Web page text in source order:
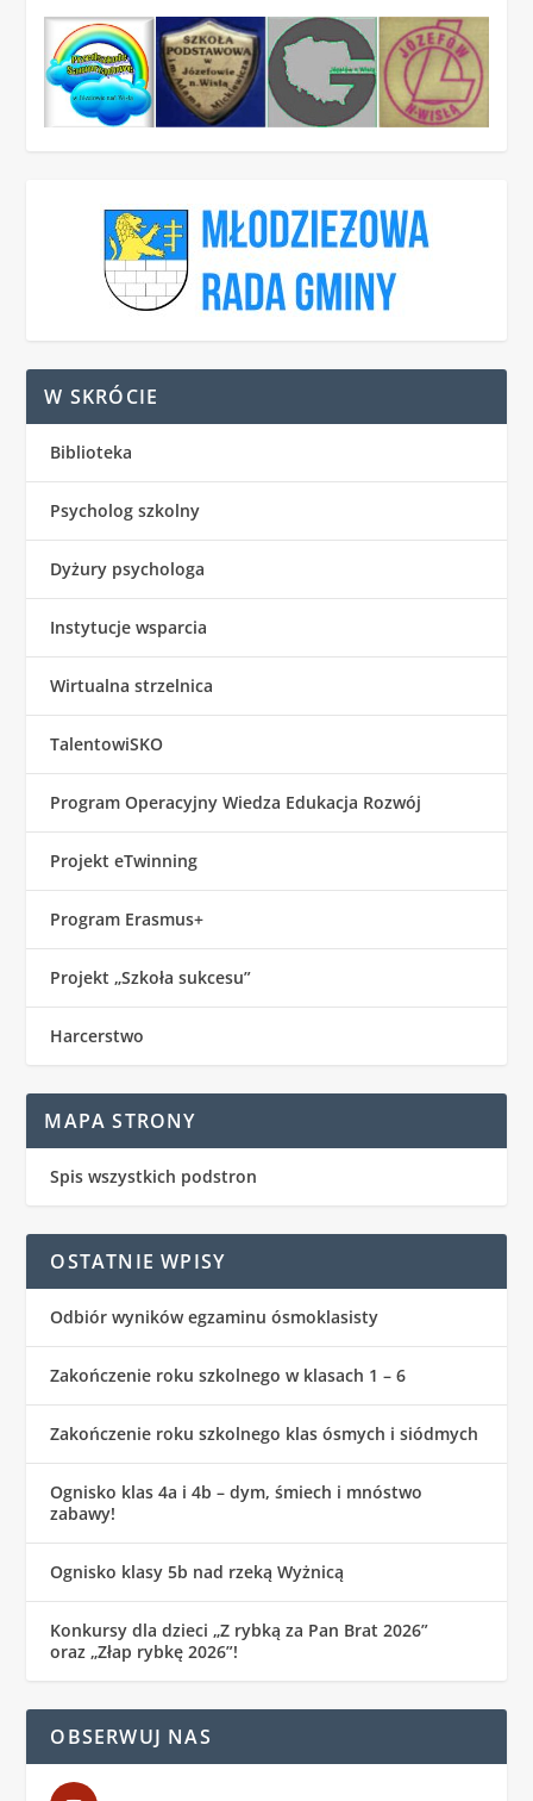
W SKRÓCIE
Biblioteka
Psycholog szkolny
Dyżury psychologa
Instytucje wsparcia
Wirtualna strzelnica
TalentowiSKO
Program Operacyjny Wiedza Edukacja Rozwój
Projekt eTwinning
Program Erasmus+
Projekt „Szkoła sukcesu”
Harcerstwo
MAPA STRONY
Spis wszystkich podstron
OSTATNIE WPISY
Odbiór wyników egzaminu ósmoklasisty
Zakończenie roku szkolnego w klasach 1 – 6
Zakończenie roku szkolnego klas ósmych i siódmych
Ognisko klas 4a i 4b – dym, śmiech i mnóstwo
zabawy!
Ognisko klasy 5b nad rzeką Wyżnicą
Konkursy dla dzieci „Z rybką za Pan Brat 2026”
oraz „Złap rybkę 2026”!
OBSERWUJ NAS